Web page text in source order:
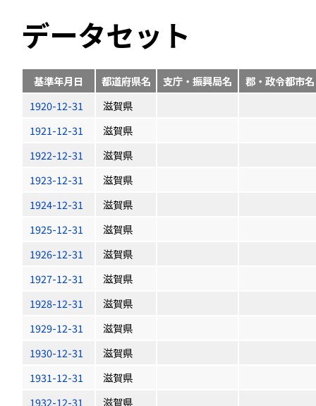
データセット
基準年月日 都道府県名 支庁・振興局名
郡・政令都市名
1920-12-31
滋賀県
1921-12-31
滋賀県
1922-12-31
滋賀県
1923-12-31
滋賀県
1924-12-31
滋賀県
1925-12-31
滋賀県
1926-12-31
滋賀県
1927-12-31
滋賀県
1928-12-31
滋賀県
1929-12-31
滋賀県
1930-12-31
滋賀県
1931-12-31
滋賀県
1932-12-31
滋賀県